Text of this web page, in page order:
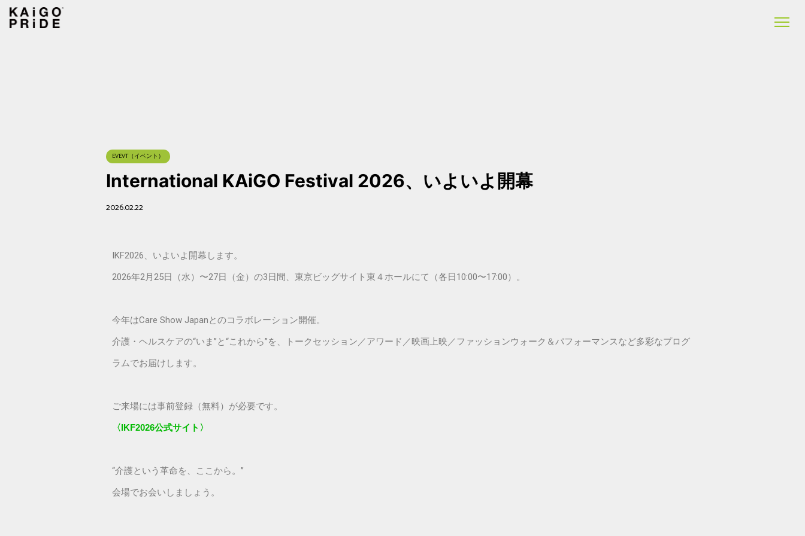
EVEVT（イベント）
International KAiGO Festival 2026、いよいよ開幕
2026.02.22
IKF2026、いよいよ開幕します。
2026年2月25日（水）〜27日（金）の3日間、東京ビッグサイト東４ホールにて（各日10:00〜17:00）。
今年はCare Show Japanとのコラボレーション開催。
介護・ヘルスケアの“いま”と“これから”を、トークセッション／アワード／映画上映／ファッションウォーク＆パフォーマンスなど多彩なプログ
ラムでお届けします。
ご来場には事前登録（無料）が必要です。
〈IKF2026公式サイト〉
“介護という革命を、ここから。”
会場でお会いしましょう。